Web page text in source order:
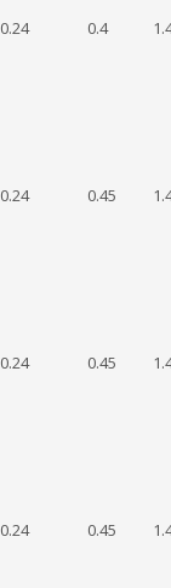
0.24 0.4
0.24 0.45
0.24 0.45
0.24 0.45